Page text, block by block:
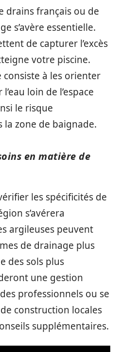
drains français ou de
s’avère essentielle.
de capturer l’excès
votre piscine.
à les orienter
loin de l’espace
le risque
la zone de baignade.
en matière de
les spécificités de
s’avérera
argileuses peuvent
de drainage plus
des sols plus
une gestion
professionnels ou se
construction locales
supplémentaires.